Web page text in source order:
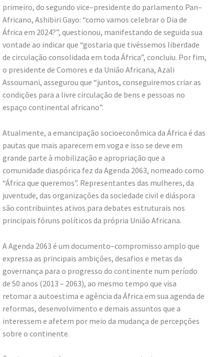
primeiro, do segundo vice–presidente do parlamento Pan–
Africano, Ashibiri Gayo: “como vamos celebrar o Dia de
África em 2024?”, questionou, manifestando de seguida sua
vontade ao indicar que “gostaria que tivéssemos liberdade
de circulação consolidada em toda África”, concluiu. Por fim,
o presidente de Comores e da União Africana, Azali
Assoumani, assegurou que “juntos, conseguiremos criar as
condições para a livre circulação de bens e pessoas no
espaço continental africano”.
Atualmente, a emancipação socioeconômica da África é das
pautas que mais aparecem em voga e isso se deve em
grande parte à mobilização e apropriação que a
comunidade diaspórica fez da Agenda 2063, nomeado como
“África que queremos”. Representantes das mulheres, da
juventude, das organizações da sociedade civil e diáspora
são contribuintes ativos para debates estruturais nos
principais fóruns políticos da própria União Africana.
A Agenda 2063 é um documento–compromisso amplo que
expressa as principais ambições, desafios e metas da
governança para o progresso do continente num período
de 50 anos (2013 – 2063), ao mesmo tempo que visa
retomar a autoestima e agência da África em sua agenda de
reformas, desenvolvimento e demais assuntos que a
interessem e afetem por meio da mudança de percepções
sobre o continente.